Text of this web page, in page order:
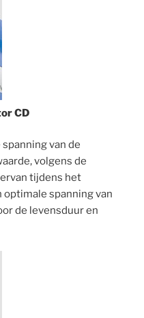
CD
van de
volgens de
tijdens het
optimale spanning van
de levensduur en